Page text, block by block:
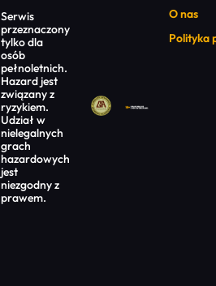
Serwis
przeznaczony
tylko dla
osób
pełnoletnich.
Hazard jest
związany z
ryzykiem.
Udział w
nielegalnych
grach
hazardowych
jest
niezgodny z
prawem.
O nas
Polityka